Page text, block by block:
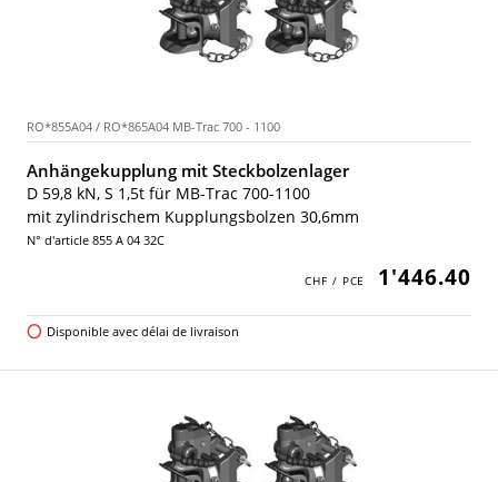
RO*855A04 / RO*865A04 MB-Trac 700 - 1100
Anhängekupplung mit Steckbolzenlager
D 59,8 kN, S 1,5t für MB-Trac 700-1100
mit zylindrischem Kupplungsbolzen 30,6mm
N° d'article 855 A 04 32C
1'446.40
Disponible avec délai de livraison